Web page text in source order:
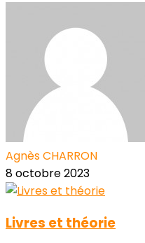
Agnès CHARRON
8 octobre 2023
Livres et théorie